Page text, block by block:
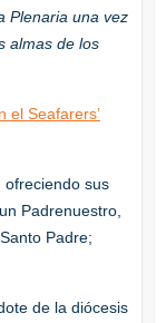
Plenaria una vez
almas de los
el Seafarers’
ofreciendo sus
Padrenuestro,
Padre;
de la diócesis